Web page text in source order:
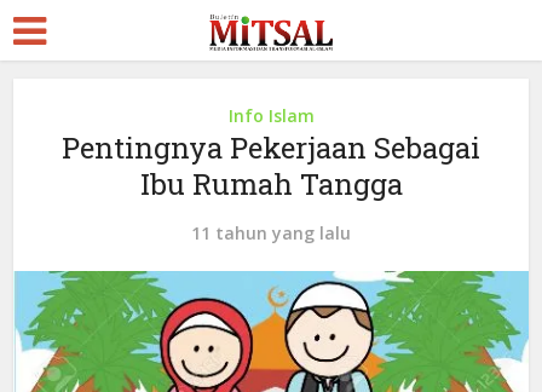
Info Islam
Pentingnya Pekerjaan Sebagai
Ibu Rumah Tangga
11 tahun yang lalu